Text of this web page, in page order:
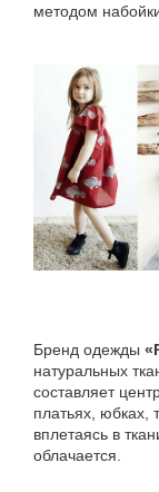
методом
Бренд одежды
натуральных
составляет
платьях, юбках,
вплетаясь в
облачается.